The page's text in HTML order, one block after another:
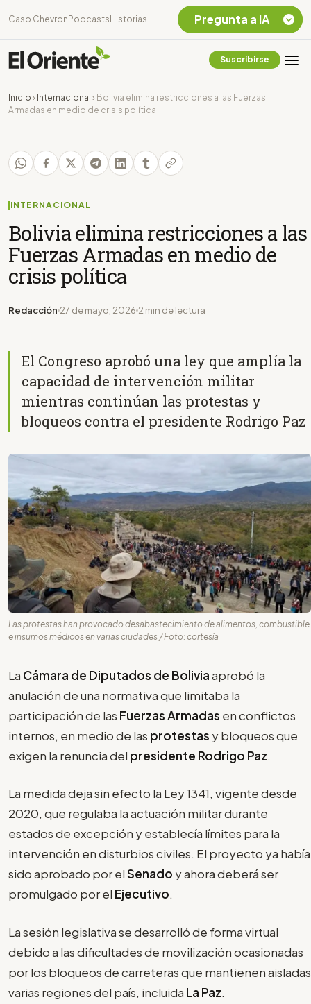
Caso Chevron Podcasts Historias
Suscribirse
Inicio › Internacional › Bolivia elimina restricciones a las Fuerzas
Armadas en medio de crisis política
INTERNACIONAL
Bolivia elimina restricciones a las
Fuerzas Armadas en medio de
crisis política
Redacción 27 de mayo, 2026 2 min de lectura
El Congreso aprobó una ley que amplía la
capacidad de intervención militar
mientras continúan las protestas y
bloqueos contra el presidente Rodrigo Paz
Las protestas han provocado desabastecimiento de alimentos, combustible
e insumos médicos en varias ciudades / Foto: cortesía
La Cámara de Diputados de Boliviaaprobó la
anulación de una normativa que limitaba la
participación de las Fuerzas Armadas en conflictos
internos, en medio de las protestas y bloqueos que
exigen la renuncia del presidente Rodrigo Paz.
La medida deja sin efecto la Ley 1341, vigente desde
2020, que regulaba la actuación militar durante
estados de excepción y establecía límites para la
intervención en disturbios civiles. El proyecto ya había
sido aprobado por elSenado y ahora deberá ser
promulgado por el Ejecutivo.
La sesión legislativa se desarrolló de forma virtual
debido a las dificultades de movilización ocasionadas
por los bloqueos de carreteras que mantienen aisladas
varias regiones del país, incluida La Paz.
Pregunta a IA
Chevron Ecuador